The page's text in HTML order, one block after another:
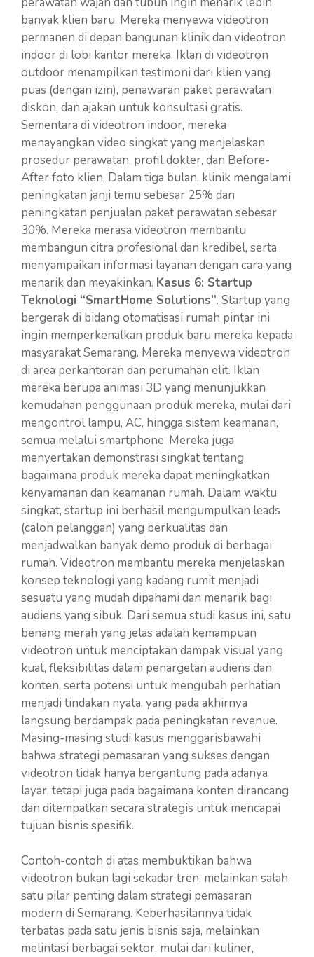
banyak klien baru. Mereka menyewa videotron
permanen di depan bangunan klinik dan videotron
indoor di lobi kantor mereka. Iklan di videotron
outdoor menampilkan testimoni dari klien yang
puas (dengan izin), penawaran paket perawatan
diskon, dan ajakan untuk konsultasi gratis.
Sementara di videotron indoor, mereka
menayangkan video singkat yang menjelaskan
prosedur perawatan, profil dokter, dan Before-
After foto klien. Dalam tiga bulan, klinik mengalami
peningkatan janji temu sebesar 25% dan
peningkatan penjualan paket perawatan sebesar
30%. Mereka merasa videotron membantu
membangun citra profesional dan kredibel, serta
menyampaikan informasi layanan dengan cara yang
menarik dan meyakinkan. Kasus 6: Startup
Teknologi “SmartHome Solutions”. Startup yang
bergerak di bidang otomatisasi rumah pintar ini
ingin memperkenalkan produk baru mereka kepada
masyarakat Semarang. Mereka menyewa videotron
di area perkantoran dan perumahan elit. Iklan
mereka berupa animasi 3D yang menunjukkan
kemudahan penggunaan produk mereka, mulai dari
mengontrol lampu, AC, hingga sistem keamanan,
semua melalui smartphone. Mereka juga
menyertakan demonstrasi singkat tentang
bagaimana produk mereka dapat meningkatkan
kenyamanan dan keamanan rumah. Dalam waktu
singkat, startup ini berhasil mengumpulkan leads
(calon pelanggan) yang berkualitas dan
menjadwalkan banyak demo produk di berbagai
rumah. Videotron membantu mereka menjelaskan
konsep teknologi yang kadang rumit menjadi
sesuatu yang mudah dipahami dan menarik bagi
audiens yang sibuk. Dari semua studi kasus ini, satu
benang merah yang jelas adalah kemampuan
videotron untuk menciptakan dampak visual yang
kuat, fleksibilitas dalam penargetan audiens dan
konten, serta potensi untuk mengubah perhatian
menjadi tindakan nyata, yang pada akhirnya
langsung berdampak pada peningkatan revenue.
Masing-masing studi kasus menggarisbawahi
bahwa strategi pemasaran yang sukses dengan
videotron tidak hanya bergantung pada adanya
layar, tetapi juga pada bagaimana konten dirancang
dan ditempatkan secara strategis untuk mencapai
tujuan bisnis spesifik.
Contoh-contoh di atas membuktikan bahwa
videotron bukan lagi sekadar tren, melainkan salah
satu pilar penting dalam strategi pemasaran
modern di Semarang. Keberhasilannya tidak
terbatas pada satu jenis bisnis saja, melainkan
melintasi berbagai sektor, mulai dari kuliner,